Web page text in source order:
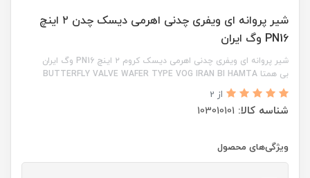
شیر پروانه ای ویفری چدنی اهرمی دیسک چدن ۲ اینچ
PN16 وگ ایران
شیر پروانه ای ویفری چدنی اهرمی دیسک کروم ۲ اینچ PN16 وگ ایران
بی همتا BUTTERFLY VALVE WAFER TYPE VOG IRAN BI HAMTA
از 2
شناسه کالا: 103010101
ویژگی‌های محصول